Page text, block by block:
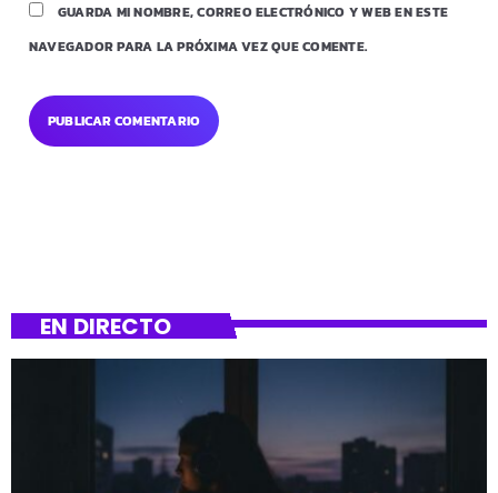
GUARDA MI NOMBRE, CORREO ELECTRÓNICO Y WEB EN ESTE
NAVEGADOR PARA LA PRÓXIMA VEZ QUE COMENTE.
EN DIRECTO